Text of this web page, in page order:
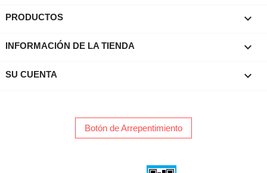
PRODUCTOS 
INFORMACIÓN DE LA TIENDA keyboard_arrow_down
SU CUENTA 
Botón de Arrepentimiento